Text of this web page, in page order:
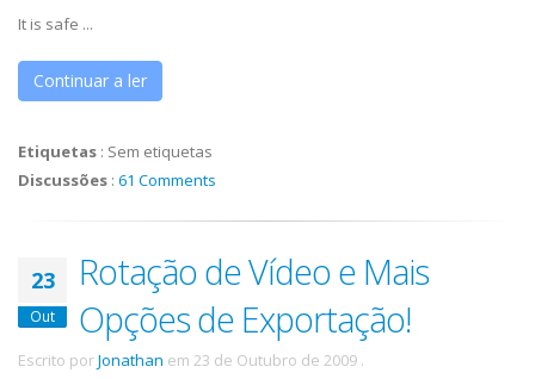
It is safe ...
Continuar a ler
Etiquetas : Sem etiquetas
Discussões : 61 Comments
23
Out
Rotação de Vídeo e Mais
Opções de Exportação!
Escrito porJonathan em 23 de Outubro de 2009 .